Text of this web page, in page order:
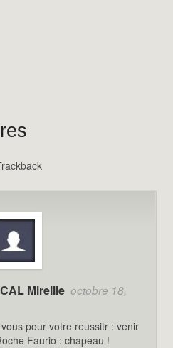
Mireille octobre 18,
pour votre reussitr : venir
Faurio : chapeau !